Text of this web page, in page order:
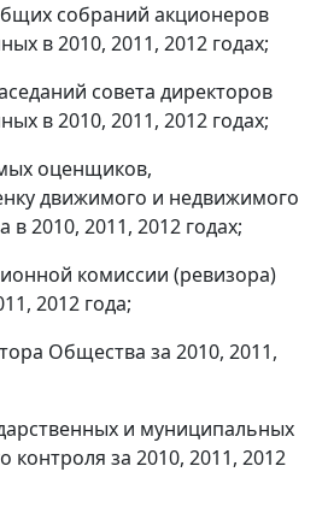
собраний акционеров
в 2010, 2011, 2012 годах;
совета директоров
в 2010, 2011, 2012 годах;
оценщиков,
движимого и недвижимого
2010, 2011, 2012 годах;
комиссии (ревизора)
2012 года;
Общества за 2010, 2011,
и муниципальных
контроля за 2010, 2011, 2012